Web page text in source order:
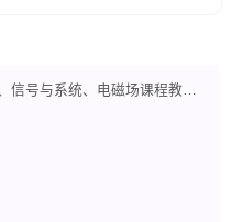
号与系统、电磁场课程教学